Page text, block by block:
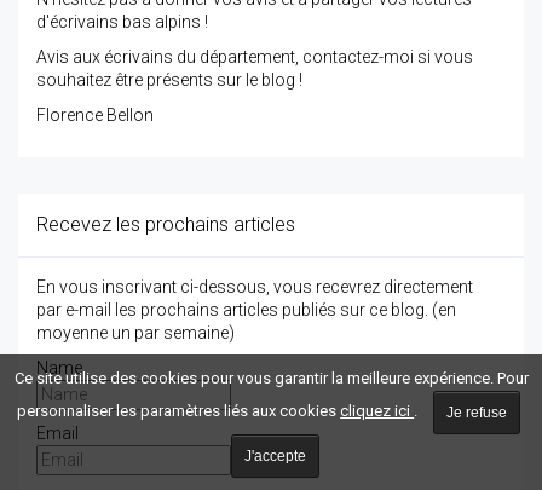
d'écrivains bas alpins !
Avis aux écrivains du département, contactez-moi si vous
souhaitez être présents sur le blog !
Florence Bellon
Recevez les prochains articles
En vous inscrivant ci-dessous, vous recevrez directement
par e-mail les prochains articles publiés sur ce blog. (en
moyenne un par semaine)
Name
Email
Ce site utilise des cookies pour vous garantir la meilleure expérience. Pour
personnaliser les paramètres liés aux cookiescliquez ici . Je refuse
J'accepte